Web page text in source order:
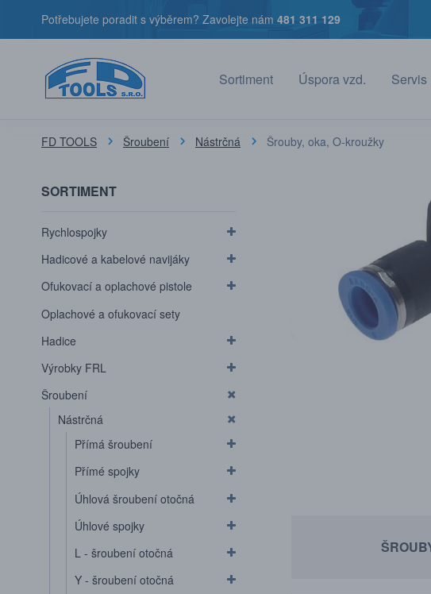
Potřebujete poradit s výběrem? Zavolejte nám 481 311 129
Sortiment Úspora vzd. Servis
FD TOOLS Šroubení Nástrčná Šrouby, oka, O-kroužky
SORTIMENT
Rychlospojky
Hadicové a kabelové navijáky
Ofukovací a oplachové pistole
Oplachové a ofukovací sety
Hadice
Výrobky FRL
Šroubení
Nástrčná
Přímá šroubení
Přímé spojky
Úhlová šroubení otočná
Úhlové spojky
L - šroubení otočná
Y - šroubení otočná